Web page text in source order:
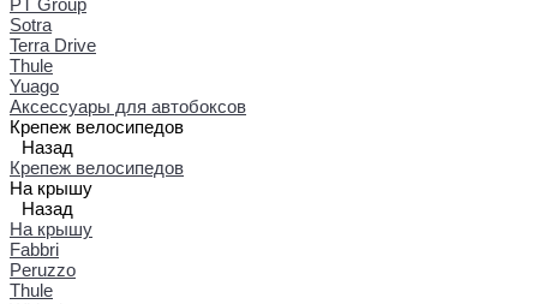
PT Group
Sotra
Terra Drive
Thule
Yuago
Аксессуары для автобоксов
Крепеж велосипедов
Назад
Крепеж велосипедов
На крышу
Назад
На крышу
Fabbri
Peruzzo
Thule